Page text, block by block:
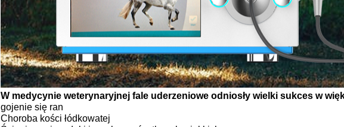
W medycynie weterynaryjnej fale uderzeniowe odniosły wielki sukces w
gojenie się ran
Choroba kości łódkowatej